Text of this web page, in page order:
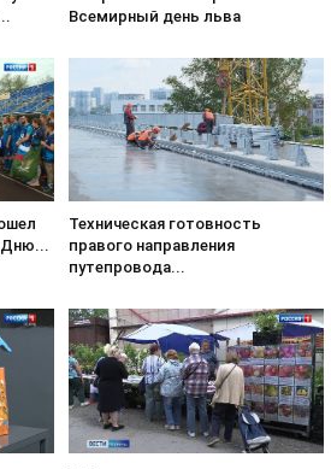
Всемирный день льва
Дню...
Техническая готовность
правого направления
путепровода...